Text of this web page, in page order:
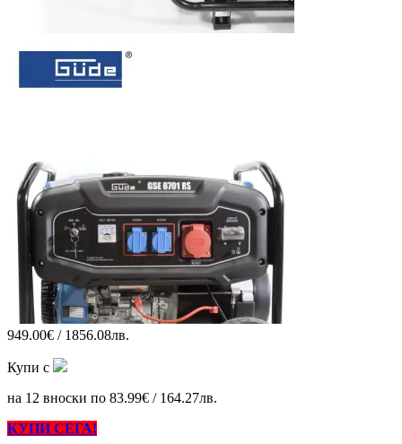
949.00€ / 1856.08лв.
Купи с
на 12 вноски по 83.99€ / 164.27лв.
КУПИ СЕГА!